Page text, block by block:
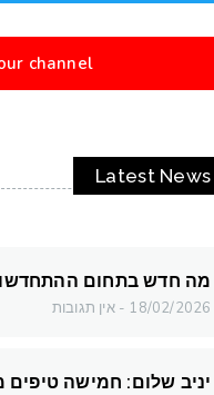
channel
Latest News
מה חדש בתחום ההתחדשות
18/02/2026 אין תגובות
יניב שלום: חמישה טיפים